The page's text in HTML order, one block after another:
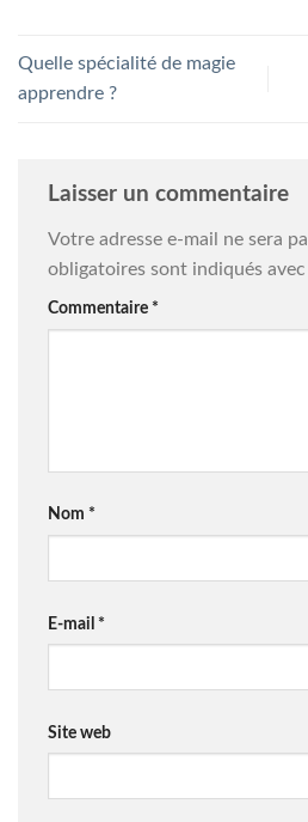
Quelle spécialité de magie
apprendre ?
Laisser un commentaire
Votre adresse e-mail ne sera
obligatoires sont indiqués avec
Commentaire *
Nom *
E-mail *
Site web